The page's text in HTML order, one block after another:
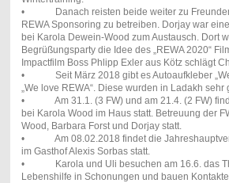
• Danach reisten beide weiter zu Freunden
REWA Sponsoring zu betreiben. Dorjay war
bei Karola Dewein-Wood zum Austausch. Dort
Begrüßungsparty die Idee des „REWA 2020“
Impactfilm Boss Phlipp Exler aus Kötz schlägt
• Seit März 2018 gibt es Autoaufkleber „We
„We love REWA“. Diese wurden in Ladakh sehr
• Am 31.1. (3 FW) und am 21.4. (2 FW)
bei Karola Wood im Haus statt. Betreuung der
Wood, Barbara Forst und Dorjay statt.
• Am 08.02.2018 findet die
im Gasthof Alexis Sorbas statt.
• Karola und Uli besuchen am 16.6. das
Lebenshilfe in Schonungen und bauen